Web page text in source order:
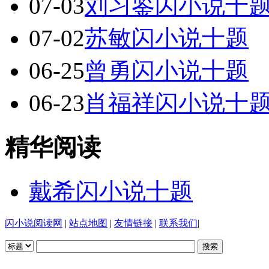
07-03刘习鉴闪小说十
07-02苏敏闪小说十题
06-25曾勇闪小说十题
06-23肖福祥闪小说十
精华阅读
戴希闪小说十题
闪小说阅读网 | 站点地图 | 友情链接 | 联系我们|